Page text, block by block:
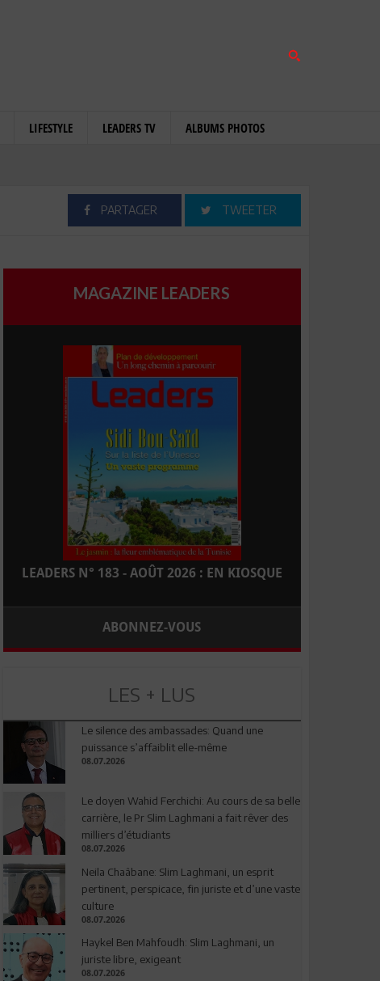
LIFESTYLE LEADERS TV ALBUMS PHOTOS
PARTAGER TWEETER
MAGAZINE LEADERS
LEADERS N° 183 - AOÛT 2026 : EN KIOSQUE
ABONNEZ-VOUS
LES + LUS
Le silence des ambassades: Quand une
puissance s’affaiblit elle-même
08.07.2026
Le doyen Wahid Ferchichi: Au cours de sa belle
carrière, le Pr Slim Laghmani a fait rêver des
milliers d’étudiants
08.07.2026
Neila Chaâbane: Slim Laghmani, un esprit
pertinent, perspicace, fin juriste et d’une vaste
culture
08.07.2026
Haykel Ben Mahfoudh: Slim Laghmani, un
juriste libre, exigeant
08.07.2026